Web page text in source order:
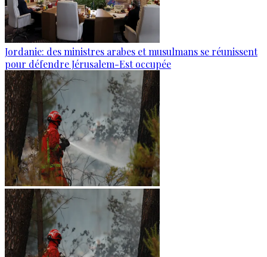
Jordanie: des ministres arabes et musulmans se réunissent
pour défendre Jérusalem-Est occupée